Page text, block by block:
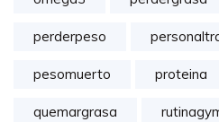
perderpeso
pesomuerto proteina
quemargrasa